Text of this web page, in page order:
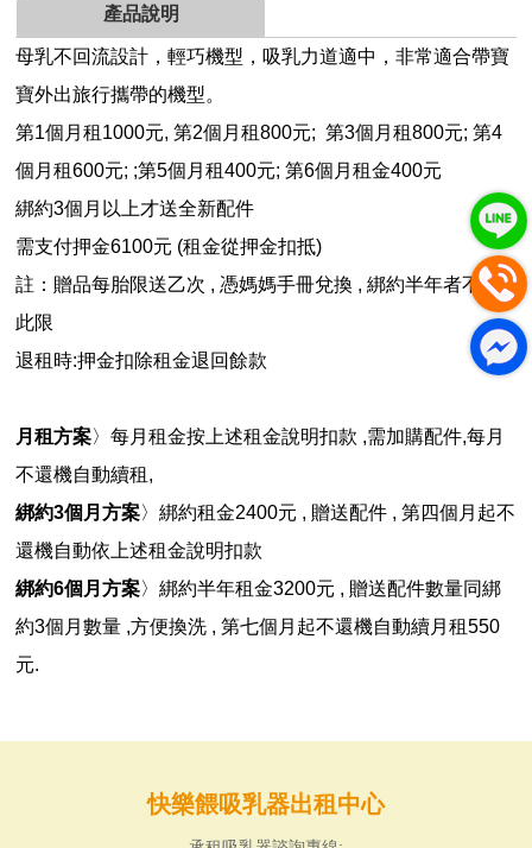
產品說明
母乳不回流設計，輕巧機型，吸乳力道適中，非常適合帶寶
寶外出旅行攜帶的機型。
第1個月租1000元, 第2個月租800元;第3個月租800元; 第4
個月租600元; ;第5個月租400元; 第6個月租金400元
綁約3個月以上才送全新配件
需支付押金6100元 (租金從押金扣抵)
註：贈品每胎限送乙次 , 憑媽媽手冊兌換 , 綁約半年者不在
此限
退租時:押金扣除租金退回餘款
月租方案〉每月租金按上述租金說明扣款 ,需加購配件,每月
不還機自動續租,
綁約3個月方案〉綁約租金2400元 , 贈送配件 , 第四個月起不
還機自動依上述租金說明扣款
綁約6個月方案〉綁約半年租金3200元 , 贈送配件數量同綁
約3個月數量 ,方便換洗 , 第七個月起不還機自動續月租550
元.
快樂餵吸乳器出租中心